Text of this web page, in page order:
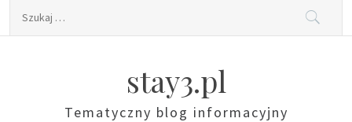
Szukaj:
stay3.pl
Tematyczny blog informacyjny